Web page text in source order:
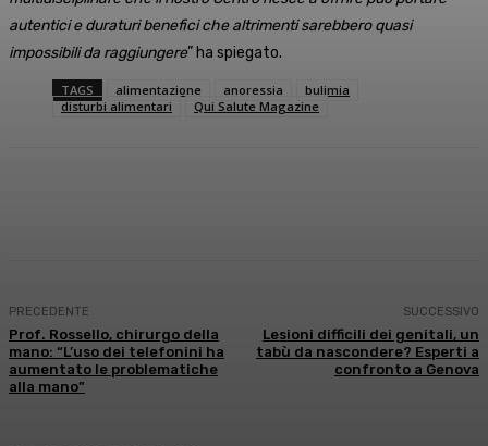
autentici e duraturi benefici che altrimenti sarebbero quasi
impossibili da raggiungere” ha spiegato.
TAGS alimentazione anoressia
bulimia
disturbi alimentari
Qui Salute Magazine
PRECEDENTE
Prof. Rossello, chirurgo della
mano: “L’uso dei telefonini ha
aumentato le problematiche
alla mano”
SUCCESSIVO
Lesioni difficili dei genitali, un
tabù da nascondere? Esperti a
confronto a Genova